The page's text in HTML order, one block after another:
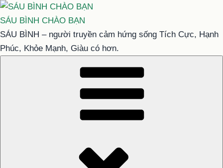
Chuyển
đến
phần
nội
SÁU BÌNH CHÀO BẠN
SÁU BÌNH – người truyền cảm hứng sống Tích Cực, Hạnh
Phúc, Khỏe Mạnh, Giàu có hơn.